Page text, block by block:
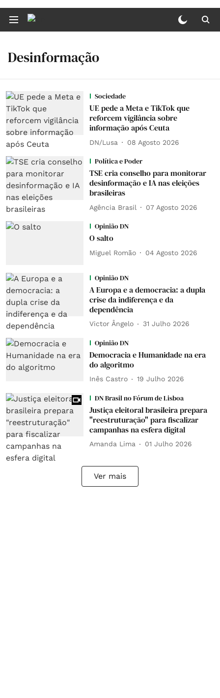
Desinformação
Sociedade
UE pede a Meta e TikTok que
reforcem vigilância sobre
informação após Ceuta
DN/Lusa 08 Agosto 2026
Política e Poder
TSE cria conselho para monitorar
desinformação e IA nas eleições
brasileiras
Agência Brasil 07 Agosto 2026
Opinião DN
O salto
Miguel Romão 04 Agosto 2026
Opinião DN
A Europa e a democracia: a dupla
crise da indiferença e da
dependência
Victor Ângelo 31 Julho 2026
Opinião DN
Democracia e Humanidade na era
do algoritmo
Inês Castro 19 Julho 2026
DN Brasil no Fórum de Lisboa
Justiça eleitoral brasileira prepara
"reestruturação" para fiscalizar
campanhas na esfera digital
Amanda Lima 01 Julho 2026
Ver mais